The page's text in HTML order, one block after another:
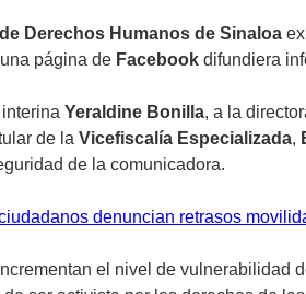
Derechos Humanos de Sinaloa
página de Facebook difundiera
Yeraldine Bonilla, a la
de la Vicefiscalía Especializada,
de la comunicadora.
denuncian retrasos
el nivel de vulnerabilidad